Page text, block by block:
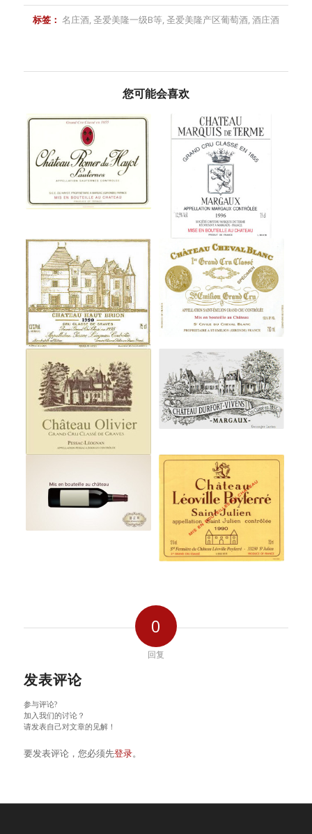
标签： 名庄酒, 圣爱美隆一级B等 圣爱美隆产区葡萄酒, 酒庄酒
您可能会喜欢
0
回复
发表评论
参与评论?
加入我们的讨论？
请发表自己对文章的见解！
要发表评论，您必须先登录。